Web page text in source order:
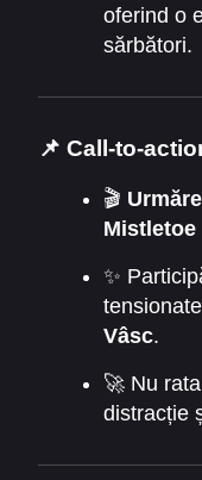
oferind o
sărbători.
📌 Call-to-
🎬
Mistletoe
✨
Vâsc.
🚀 Nu
distracție